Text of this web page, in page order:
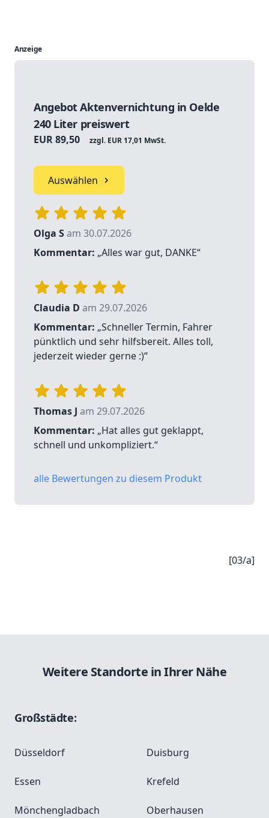
Anzeige
Angebot Aktenvernichtung in Oelde
240 Liter preiswert
EUR 89,50 zzgl. EUR 17,01 MwSt.
Auswählen
Olga Sam 30.07.2026
Kommentar: „Alles war gut, DANKE“
Claudia D am 29.07.2026
Kommentar: „Schneller Termin, Fahrer
pünktlich und sehr hilfsbereit. Alles toll,
jederzeit wieder gerne :)“
Thomas J am 29.07.2026
Kommentar: „Hat alles gut geklappt,
schnell und unkompliziert.“
alle Bewertungen zu diesem Produkt
[03/a]
Weitere Standorte in Ihrer Nähe
Großstädte:
Düsseldorf Duisburg
Essen Krefeld
Mönchengladbach Oberhausen